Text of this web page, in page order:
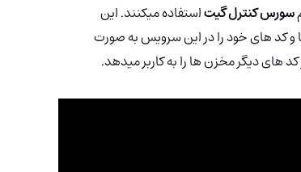
سورس کنترل گیتاستفاده میکنند. این
و کد های خود را در این سرویس به صورت
دیگر مخزن ها را به کاربر میدهد.